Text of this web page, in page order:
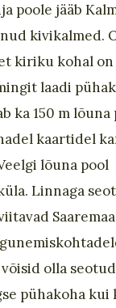
poole jääb
kivikalmed.
kiriku kohal on
laadi
ka 150 mlõuna
kaartidel
lõuna pool
Linnaga
olla
pühakoha kui